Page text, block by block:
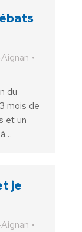
du
mois de
et un
je